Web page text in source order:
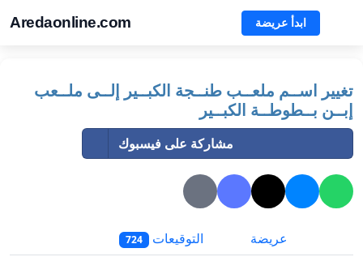
Aredaonline.com ابدأ عريضة
تغيير اســم ملعــب طنــجة الكبــير إلــى ملــعب
إبــن بــطوطــة الكبــير
مشاركة على فيسبوك
عريضة التوقيعات 724